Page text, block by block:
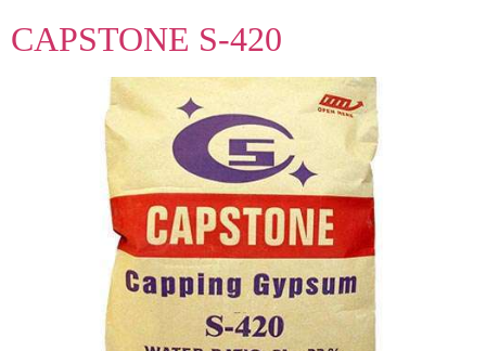
CAPSTONE S-420